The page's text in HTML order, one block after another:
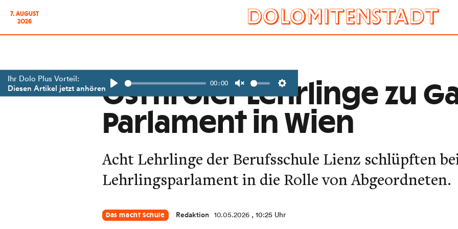
7. AUGUST
2026
Ihr Dolo Plus Vorteil:
Diesen Artikel jetzt anhören
Play
00:00
Unmute Settings
Osttiroler Lehrlinge zu
Parlament in Wien
Acht Lehrlinge der Berufsschule Lienz schlüpften
Lehrlingsparlament in die Rolle von Abgeordneten.
Das macht Schule Redaktion 10.05.2026 , 10:25 Uhr